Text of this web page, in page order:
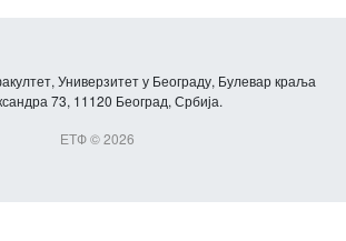
Универзитет у Београду, Булевар краља
73, 11120 Београд, Србија.
ЕТФ © 2026